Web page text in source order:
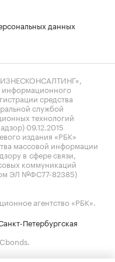
данных
информационного
средства
службой
технологий
09.12.2015
издания «РБК»
массовой информации
в сфере связи,
коммуникаций
ЭЛ №ФС77-82385)
агентство «РБК».
Петербургская